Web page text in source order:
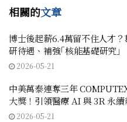
相關的文章
博士後起薪6.4萬留不住人才
研待遇、補強｢核能基礎研究｣
2026-05-21
中美萬泰連奪三年
大獎！引領醫療 AI 與 3R 永續
2026-05-21